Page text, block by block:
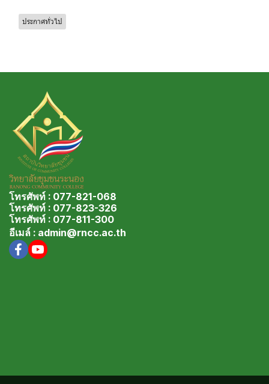
ประกาศทั่วไป
โทรศัพท์ : 077-821-068
โทรศัพท์ : 077-823-326
โทรศัพท์ : 077-811-300
อีเมล์ : admin@rncc.ac.th